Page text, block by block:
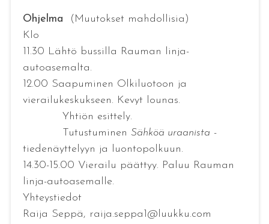
Ohjelma (Muutokset mahdollisia)
Klo
11.30 Lähtö bussilla Rauman linja-
autoasemalta.
12.00 Saapuminen Olkiluotoon ja
vierailukeskukseen. Kevyt lounas.
Yhtiön esittely.
Tutustuminen Sähköä uraanista -
tiedenäyttelyyn ja luontopolkuun.
14.30-15.00 Vierailu päättyy. Paluu Rauman
linja-autoasemalle.
Yhteystiedot
Raija Seppä, raija.seppa1@luukku.com